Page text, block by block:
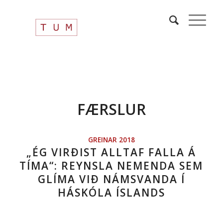
FÆRSLUR
GREINAR 2018
„ÉG VIRÐIST ALLTAF FALLA Á
TÍMA“: REYNSLA NEMENDA SEM
GLÍMA VIÐ NÁMSVANDA Í
HÁSKÓLA ÍSLANDS